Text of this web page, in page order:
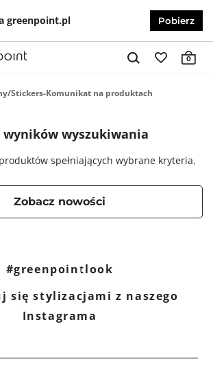
greenpoint.pl Pobierz
0
Stickers-Komunikat na produktach
wyników wyszukiwania
spełniających wybrane kryteria.
Zobacz nowości
#greenpointlook
się stylizacjami z naszego
Instagrama